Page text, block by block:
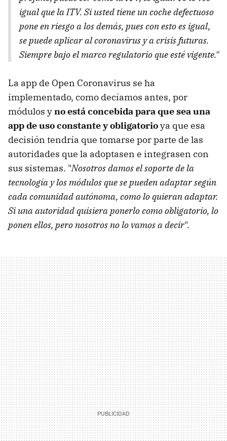
igual que la ITV. Si usted tiene un coche defectuoso
pone en riesgo a los demás, pues con esto es igual,
se puede aplicar al coronavirus y a crisis futuras.
Siempre bajo el marco regulatorio que esté vigente."
La app de Open Coronavirus se ha
implementado, como decíamos antes, por
módulos yno está concebida para que sea una
app de uso constante y obligatorioya que esa
decisión tendría que tomarse por parte de las
autoridades que la adoptasen e integrasen con
sus sistemas. "Nosotros damos el soporte de la
tecnología y los módulos que se pueden adaptar según
cada comunidad autónoma, como lo quieran adaptar.
Si una autoridad quisiera ponerlo como obligatorio, lo
ponen ellos, pero nosotros no lo vamos a decir".